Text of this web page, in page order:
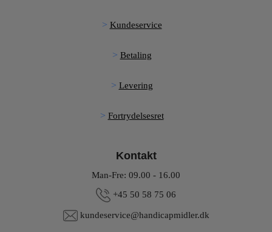
Kundeservice
Betaling
Levering
Fortrydelsesret
Kontakt
Man-Fre: 09.00 - 16.00
+45 50 58 75 06
kundeservice@handicapmidler.dk